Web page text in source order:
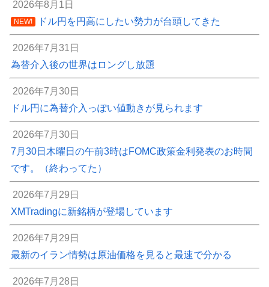
2026年8月1日
NEW! ドル円を円高にしたい勢力が台頭してきた
2026年7月31日
為替介入後の世界はロングし放題
2026年7月30日
ドル円に為替介入っぽい値動きが見られます
2026年7月30日
7月30日木曜日の午前3時はFOMC政策金利発表のお時間
です。（終わってた）
2026年7月29日
XMTradingに新銘柄が登場しています
2026年7月29日
最新のイラン情勢は原油価格を見ると最速で分かる
2026年7月28日